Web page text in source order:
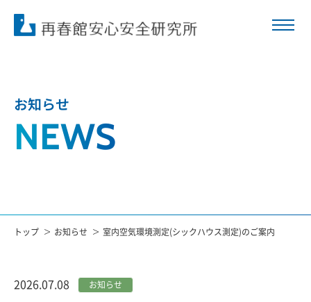
お知らせ
NEWS
トップ お知らせ 室内空気環境測定(シックハウス測定)のご案内
2026.07.08 お知らせ